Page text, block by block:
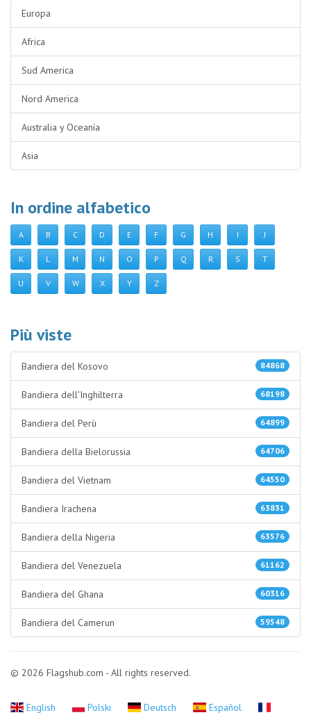
Europa
Africa
Sud America
Nord America
Australia y Oceanía
Asia
In ordine alfabetico
A B C D E F G H I J
K L M N O P Q R S T
U V W X Y Z
Più viste
84868
Bandiera del Kosovo
68198
Bandiera dell'Inghilterra
64899
Bandiera del Perù
64706
Bandiera della Bielorussia
64550
Bandiera del Vietnam
63831
Bandiera Irachena
63576
Bandiera della Nigeria
61162
Bandiera del Venezuela
60316
Bandiera del Ghana
59548
Bandiera del Camerun
© 2026 Flagshub.com - All rights reserved.
English Polski Deutsch
Español